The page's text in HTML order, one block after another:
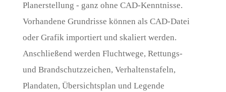
Planerstellung - ganz ohne CAD-Kenntnisse.
Vorhandene Grundrisse können als CAD-Datei
oder Grafik importiert und skaliert werden.
Anschließend werden Fluchtwege, Rettungs-
und Brandschutzzeichen, Verhaltenstafeln,
Plandaten, Übersichtsplan und Legende